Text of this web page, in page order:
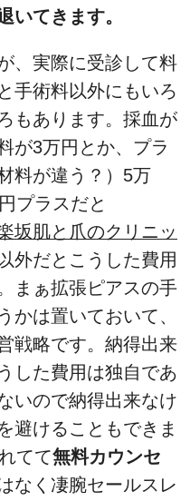
いてきます。
、実際に受診して料
手術料以外にもいろ
もあります。採血が
が3万円とか、プラ
料が違う？）5万
プラスだと
坂肌と爪のクリニッ
外だとこうした費用
まぁ拡張ピアスの手
かは置いておいて、
戦略です。納得出来
した費用は独自であ
いので納得出来なけ
避けることもできま
てて無料カウンセ
なく凄腕セールスレ